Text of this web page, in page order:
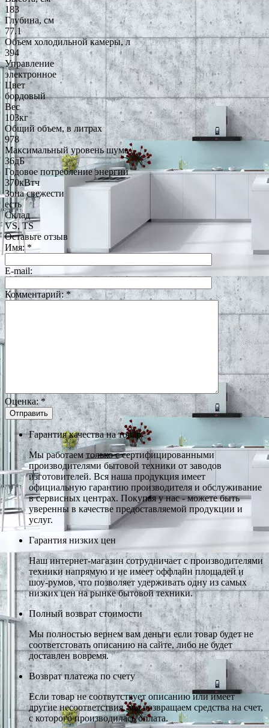
183
Глубина, см
77.1
Объем холодильной камеры, л
394
Управление
электронное
Цвет
бордовый
Вес
103кг
Общий объем, в литрах
978
Максимальный уровень шума
36дБ
Годовое потребление энергии
370кВтч
Зона свежести
есть
Склад
VS, TS
Оставьте отзыв
Имя:*
E-mail:
Комментарий:*
Оценка:*
Гарантия качества на товар
Мы работаем только с сертифицированными
производителями бытовой техники от заводов
изготовителей. Вся наша продукция имеет
официальную гарантию производителя и обслуживание
в сервисных центрах. Покупая у нас - можете быть
уверенны в качестве предоставляемой продукции и
услуг.
Гарантия низких цен
Наш интернет-магазин сотрудничает с производителями
техники напрямую и не имеет оффлайн площадей и
шоу-румов, что позволяет удерживать одну из самых
низких цен на рынке бытовой техники.
Полный возврат стоимости
Мы полностью вернем вам деньги если товар будет не
соответстовать описанию на сайте, либо не будет
доставлен вовремя.
Возврат платежа по счету
Если товар не соотвутствует описанию или имеет
другие несоответствия, мы возвращаем средства на счет,
с которого производилась оплата.